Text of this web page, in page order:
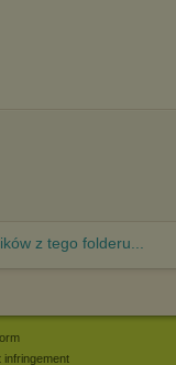
z tego folderu...
infringement